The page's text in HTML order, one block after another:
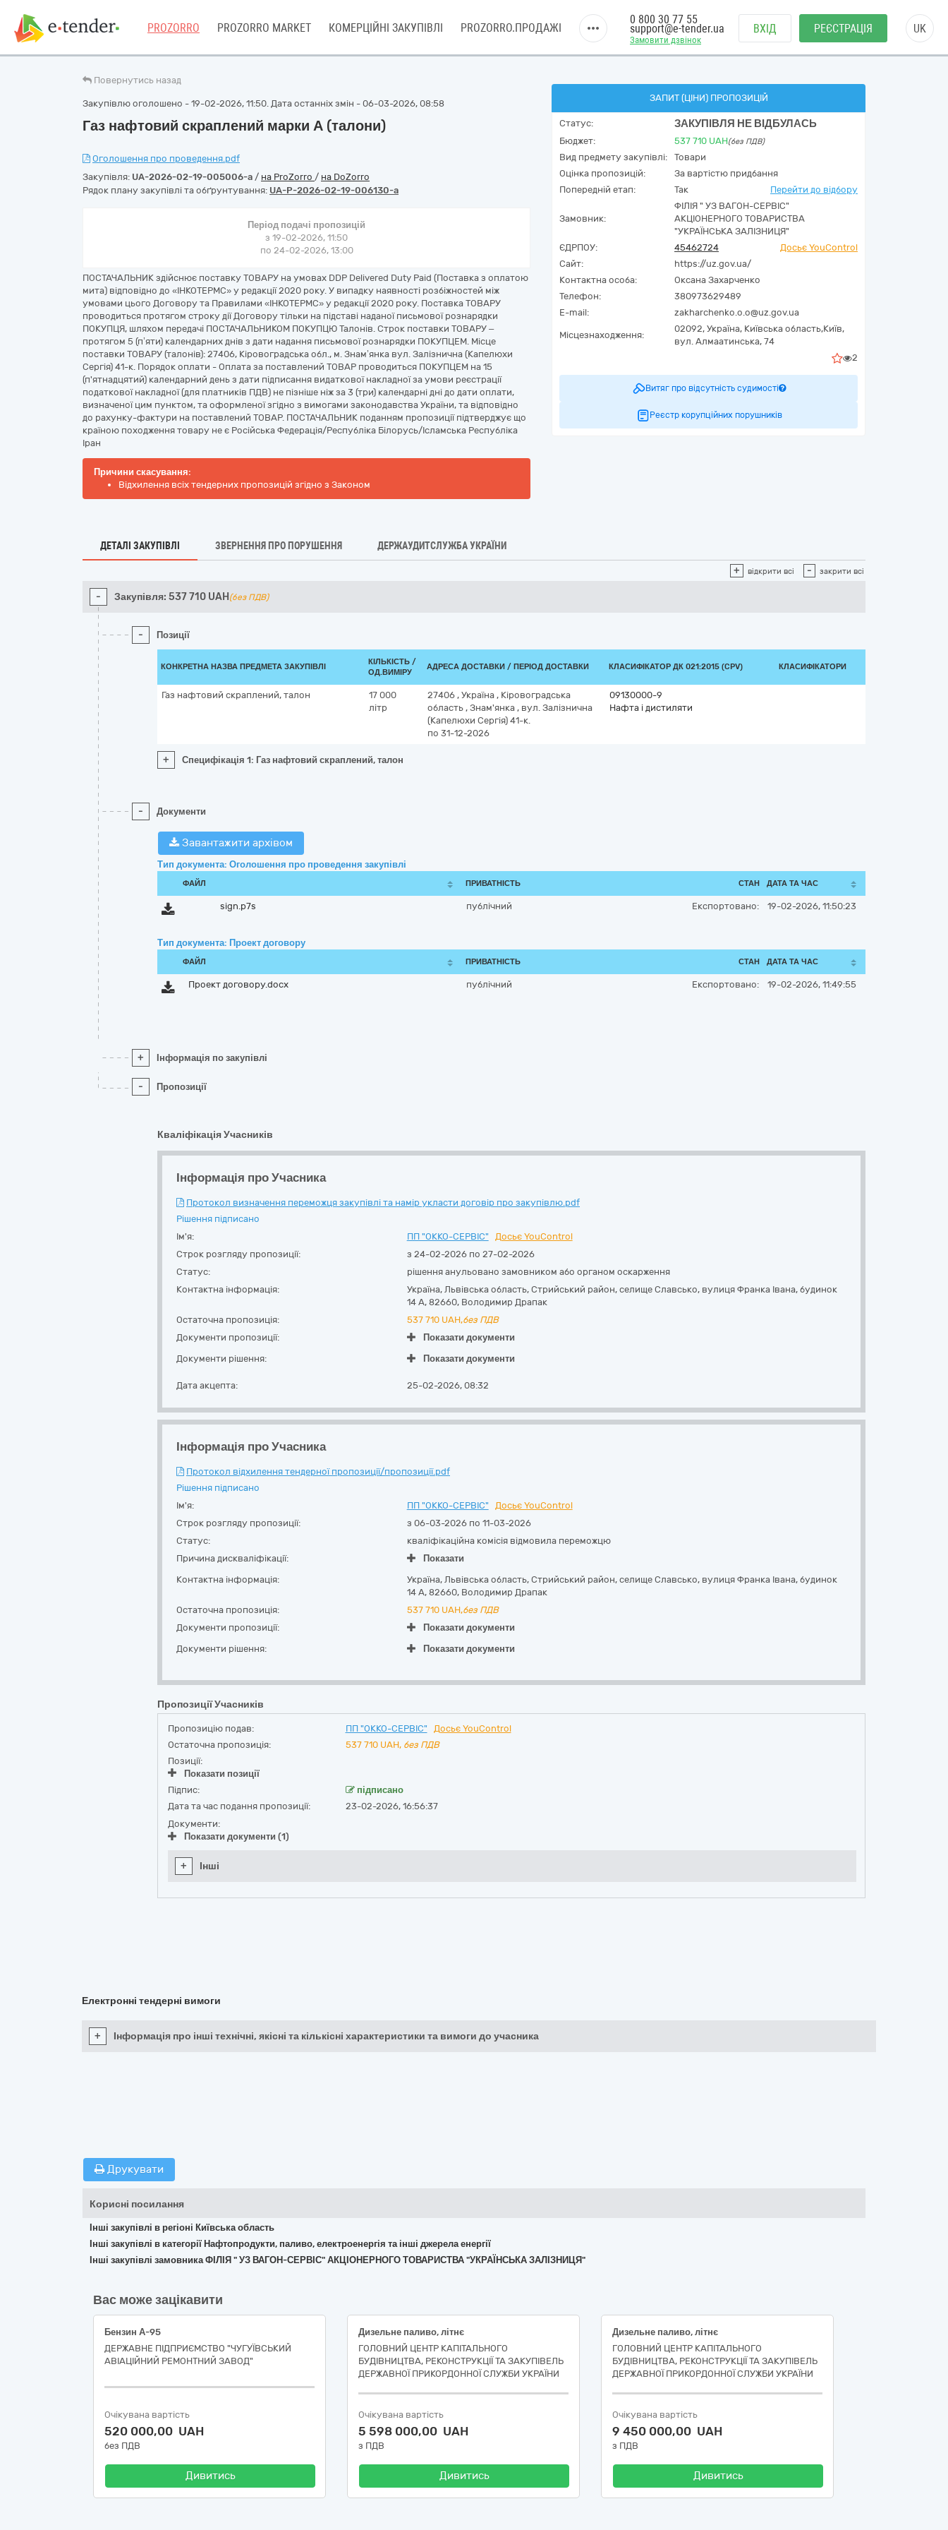
PROZORRO PROZORRO MARKET КОМЕРЦІЙНІ ЗАКУПІВЛІ PROZORRO.ПРОДАЖІ
Замовити дзвінок
0 800 30 77 55
support@e-tender.ua ВХІД РЕЄСТРАЦІЯ UK
Повернутись назад
Закупівлю оголошено - 19-02-2026, 11:50. Дата останніх змін - 06-03-2026, 08:58
Газ нафтовий скраплений марки А (талони)
Оголошення про проведення.pdf
Закупівля: UA-2026-02-19-005006-a / на ProZorro / на DoZorro
Рядок плану закупівлі та обґрунтування: UA-P-2026-02-19-006130-a
Період подачі пропозицій
з 19-02-2026, 11:50
по 24-02-2026, 13:00
ПОСТАЧАЛЬНИК здійснює поставку ТОВАРУ на умовах DDP Delivered Duty Paid (Поставка з оплатою
мита) відповідно до «ІНКОТЕРМС» у редакції 2020 року. У випадку наявності розбіжностей між
умовами цього Договору та Правилами «ІНКОТЕРМС» у редакції 2020 року. Поставка ТОВАРУ
проводиться протягом строку дії Договору тільки на підставі наданої письмової рознарядки
ПОКУПЦЯ, шляхом передачі ПОСТАЧАЛЬНИКОМ ПОКУПЦЮ Талонів. Строк поставки ТОВАРУ –
протягом 5 (п’яти) календарних днів з дати надання письмової рознарядки ПОКУПЦЕМ. Місце
поставки ТОВАРУ (талонів): 27406, Кіровоградська обл., м. Знам’янка вул. Залізнична (Капелюхи
Сергія) 41-к. Порядок оплати - Оплата за поставлений ТОВАР проводиться ПОКУПЦЕМ на 15
(п'ятнадцятий) календарний день з дати підписання видаткової накладної за умови реєстрації
податкової накладної (для платників ПДВ) не пізніше ніж за 3 (три) календарні дні до дати оплати,
визначеної цим пунктом, та оформленої згідно з вимогами законодавства України, та відповідно
до рахунку-фактури на поставлений ТОВАР. ПОСТАЧАЛЬНИК поданням пропозиції підтверджує що
країною походження товару не є Російська Федерація/Республіка Білорусь/Ісламська Республіка
Іран
Причини скасування:
Відхилення всіх тендерних пропозицій згідно з Законом
ЗАПИТ (ЦІНИ) ПРОПОЗИЦІЙ
Статус: ЗАКУПІВЛЯ НЕ ВІДБУЛАСЬ
Бюджет: 537 710 UAH(без ПДВ)
Вид предмету закупівлі:
Товари
Оцінка пропозицій:
За вартістю придбання
Попередній етап:
Так Перейти до відбору
Замовник:
ФІЛІЯ " УЗ ВАГОН-СЕРВІС"
АКЦІОНЕРНОГО ТОВАРИСТВА
"УКРАЇНСЬКА ЗАЛІЗНИЦЯ"
ЄДРПОУ:
45462724
Досьє YouControl
Сайт:
https://uz.gov.ua/
Контактна особа:
Оксана Захарченко
Телефон:
380973629489
E-mail:
zakharchenko.o.o@uz.gov.ua
Місцезнаходження:
02092, Україна, Київська область,Київ,
вул. Алмаатинська, 74
2
Витяг про відсутність судимості
Реєстр корупційних порушників
ДЕТАЛІ ЗАКУПІВЛІ ЗВЕРНЕННЯ ПРО ПОРУШЕННЯ ДЕРЖАУДИТСЛУЖБА УКРАЇНИ
+ відкрити всі - закрити всі
- Закупівля: 537 710 UAH (без ПДВ)
- Позиції
КОНКРЕТНА НАЗВА ПРЕДМЕТА ЗАКУПІВЛІ
КІЛЬКІСТЬ /
ОД.ВИМІРУ
АДРЕСА ДОСТАВКИ / ПЕРІОД ДОСТАВКИ КЛАСИФІКАТОР ДК 021:2015 (CPV) КЛАСИФІКАТОРИ
Газ нафтовий скраплений, талон
17 000
літр
27406 , Україна , Кіровоградська
область , Знам'янка , вул. Залізнична
(Капелюхи Сергія) 41-к.
по 31-12-2026
09130000-9
Нафта і дистиляти
+ Специфікація 1: Газ нафтовий скраплений, талон
- Документи
Завантажити архівом
Тип документа: Оголошення про проведення закупівлі
ФАЙЛ ПРИВАТНІСТЬ СТАН ДАТА ТА ЧАС
sign.p7s публічний Експортовано: 19-02-2026, 11:50:23
Тип документа: Проект договору
ФАЙЛ ПРИВАТНІСТЬ СТАН ДАТА ТА ЧАС
Проект договору.docx публічний Експортовано: 19-02-2026, 11:49:55
+ Інформація по закупівлі
- Пропозиції
Кваліфікація Учасників
Інформація про Учасника
Протокол визначення переможця закупівлі та намір укласти договір про закупівлю.pdf
Рішення підписано
Ім'я:
ПП "ОККО-СЕРВІС"
Досьє YouControl
Строк розгляду пропозиції:
з 24-02-2026 по 27-02-2026
Статус:
рішення анульовано замовником або органом оскарження
Контактна інформація:
Україна, Львівська область, Стрийський район, селище Славсько, вулиця Франка Івана, будинок
14 А, 82660, Володимир Драпак
Остаточна пропозиція:
537 710 UAH,без ПДВ
Документи пропозиції:
Показати документи
Документи рішення:
Показати документи
Дата акцепта: 25-02-2026, 08:32
Інформація про Учасника
Протокол відхилення тендерної пропозиції/пропозиції.pdf
Рішення підписано
Ім'я:
ПП "ОККО-СЕРВІС"
Досьє YouControl
Строк розгляду пропозиції:
з 06-03-2026 по 11-03-2026
Статус:
кваліфікаційна комісія відмовила переможцю
Причина дискваліфікації:
Показати
Контактна інформація:
Україна, Львівська область, Стрийський район, селище Славсько, вулиця Франка Івана, будинок
14 А, 82660, Володимир Драпак
Остаточна пропозиція:
537 710 UAH,без ПДВ
Документи пропозиції:
Показати документи
Документи рішення:
Показати документи
Пропозиції Учасників
Пропозицію подав: ПП "ОККО-СЕРВІС"
Досьє YouControl
Остаточна пропозиція:
537 710 UAH, без ПДВ
Позиції:
Показати позиції
Підпис:
підписано
Дата та час подання пропозиції:
23-02-2026, 16:56:37
Документи:
Показати документи (1)
+ Інші
Електронні тендерні вимоги
+ Інформація про інші технічні, якісні та кількісні характеристики та вимоги до учасника
Друкувати
Корисні посилання
Інші закупівлі в регіоні Київська область
Інші закупівлі в категорії Нафтопродукти, паливо, електроенергія та інші джерела енергії
Інші закупівлі замовника ФІЛІЯ " УЗ ВАГОН-СЕРВІС" АКЦІОНЕРНОГО ТОВАРИСТВА "УКРАЇНСЬКА ЗАЛІЗНИЦЯ"
Вас може зацікавити
Бензин А-95
ДЕРЖАВНЕ ПІДПРИЄМСТВО "ЧУГУЇВСЬКИЙ
АВІАЦІЙНИЙ РЕМОНТНИЙ ЗАВОД"
Очікувана вартість
520 000,00 UAH
без ПДВ
Дивитись
Дизельне паливо, літнє
ГОЛОВНИЙ ЦЕНТР КАПІТАЛЬНОГО
БУДІВНИЦТВА, РЕКОНСТРУКЦІЇ ТА ЗАКУПІВЕЛЬ
ДЕРЖАВНОЇ ПРИКОРДОННОЇ СЛУЖБИ УКРАЇНИ
Очікувана вартість
5 598 000,00 UAH
з ПДВ
Дивитись
Дизельне паливо, літнє
ГОЛОВНИЙ ЦЕНТР КАПІТАЛЬНОГО
БУДІВНИЦТВА, РЕКОНСТРУКЦІЇ ТА ЗАКУПІВЕЛЬ
ДЕРЖАВНОЇ ПРИКОРДОННОЇ СЛУЖБИ УКРАЇНИ
Очікувана вартість
9 450 000,00 UAH
з ПДВ
Дивитись